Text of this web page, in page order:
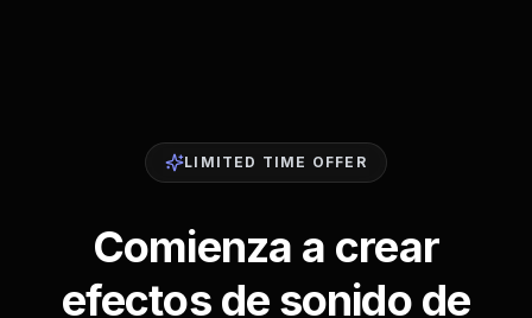
LIMITED TIME OFFER
Comienza a crear
efectos de sonido de